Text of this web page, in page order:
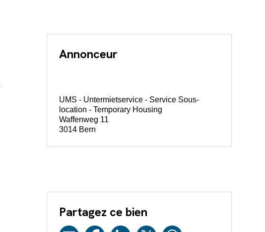
Annonceur
UMS - Untermietservice - Service Sous-
location - Temporary Housing
Waffenweg 11
3014 Bern
Partagez ce bien